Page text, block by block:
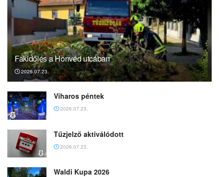
Fakidőlés a Honvéd utcában
2026.07.23.
Viharos péntek
2026.07.23.
Tűzjelző aktiválódott
2026.07.23.
Waldi Kupa 2026